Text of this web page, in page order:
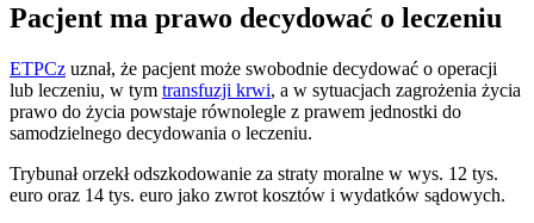
Pacjent ma prawo decydować o leczeniu
ETPCz uznał, że pacjent może swobodnie decydować o operacji
lub leczeniu, w tym transfuzji krwi, a w sytuacjach zagrożenia życia
prawo do życia powstaje równolegle z prawem jednostki do
samodzielnego decydowania o leczeniu.
Trybunał orzekł odszkodowanie za straty moralne w wys. 12 tys.
euro oraz 14 tys. euro jako zwrot kosztów i wydatków sądowych.